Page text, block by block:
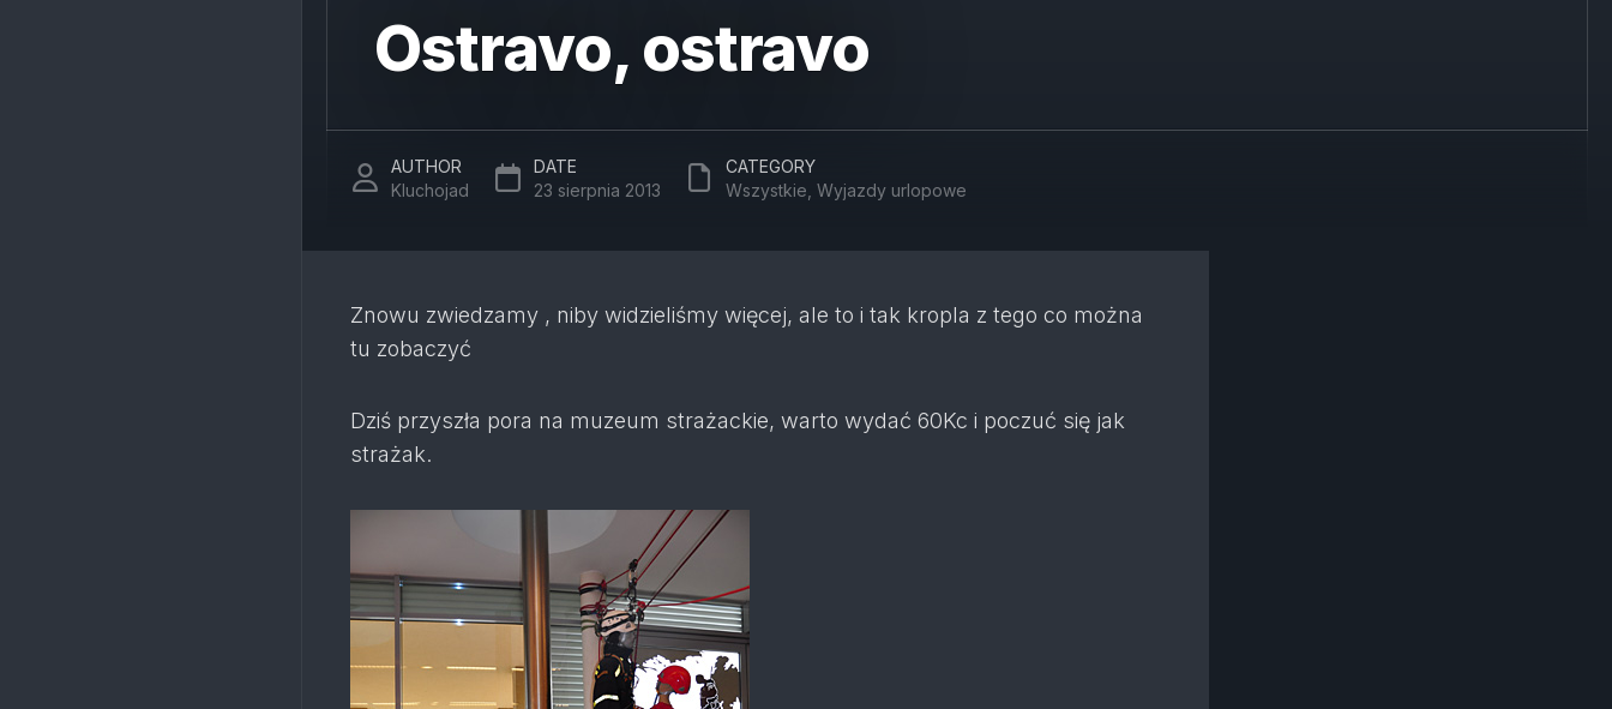
Ostravo, ostravo
AUTHOR
Kluchojad
DATE
23 sierpnia 2013
CATEGORY
Wszystkie Wyjazdy urlopowe
Znowu zwiedzamy , niby widzieliśmy więcej, ale to i tak kropla z tego co można
tu zobaczyć
Dziś przyszła pora na muzeum strażackie, warto wydać 60Kc i poczuć się jak
strażak.